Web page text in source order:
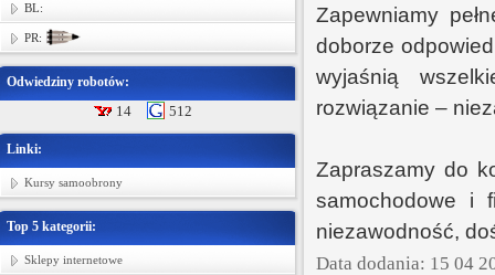
BL:
PR:
Odwiedziny robotów:
14 512
Linki:
Kursy samoobrony
Top 5 kategorii:
Sklepy internetowe
Zapewniamy
doborze
wyjaśnią
rozwiązanie –
Zapraszamy do
samochodowe i
niezawodność,
Data dodania: 15 04